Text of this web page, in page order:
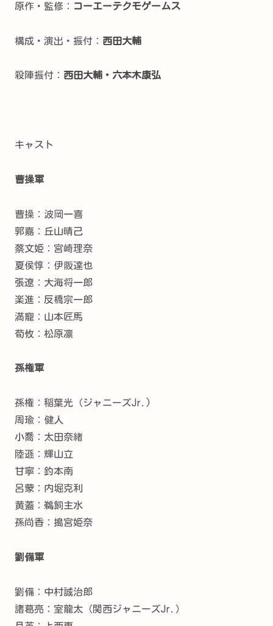
原作・監修： コーエーテクモゲームス
構成・演出・振付： 西田大輔
殺陣振付： 西田大輔・六本木康弘
キャスト
曹操軍
曹操： 波岡一喜
郭嘉：
丘山晴己
蔡文姫： 宮崎理奈
夏侯惇： 伊阪達也
張遼： 大海将一郎
楽進： 反橋宗一郎
満寵： 山本匠馬
荀攸：松原凛
孫権軍
孫権： 稲葉光（ジャニーズJr.)
周瑜： 健人
小喬：太田奈緒
陸遜： 輝山立
甘寧： 釣本南
呂蒙： 内堀克利
黄蓋： 鵜飼主水
孫尚香： 搗宮姫奈
劉備軍
劉備： 中村誠治郎
諸葛亮： 室龍太（関西ジャニーズJr.）